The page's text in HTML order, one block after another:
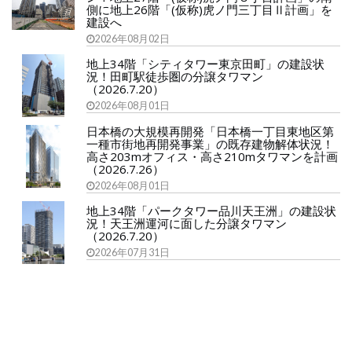
側に地上26階「(仮称)虎ノ門三丁目Ⅱ計画」を
建設へ
2026年08月02日
地上34階「シティタワー東京田町」の建設状
況！田町駅徒歩圏の分譲タワマン
（2026.7.20）
2026年08月01日
日本橋の大規模再開発「日本橋一丁目東地区第
一種市街地再開発事業」の既存建物解体状況！
高さ203mオフィス・高さ210mタワマンを計画
（2026.7.26）
2026年08月01日
地上34階「パークタワー品川天王洲」の建設状
況！天王洲運河に面した分譲タワマン
（2026.7.20）
2026年07月31日